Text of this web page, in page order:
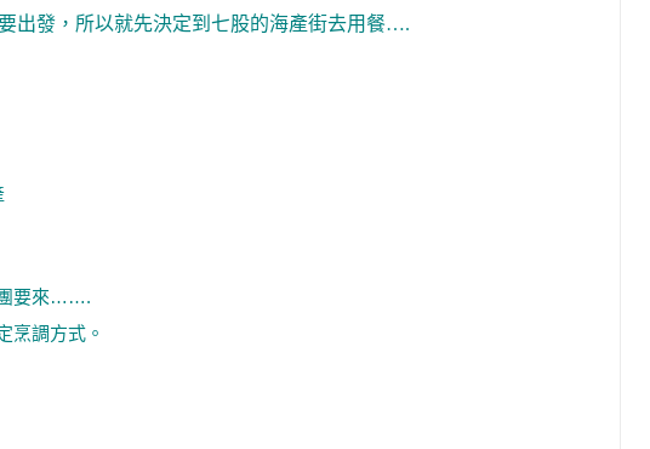
出發，所以就先決定到七股的海產街去用餐….
團要來…….
烹調方式。